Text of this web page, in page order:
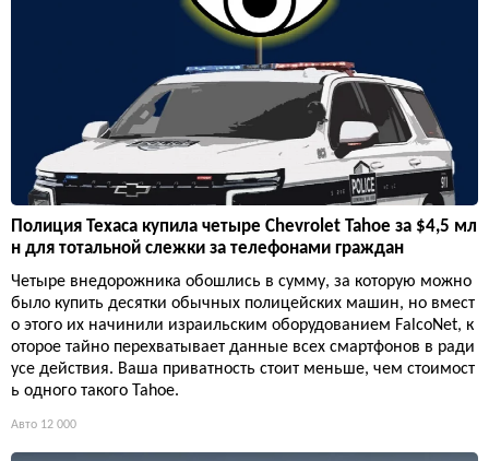
Полиция Техаса купила четыре Chevrolet Tahoe за $4,5 мл
н для тотальной слежки за телефонами граждан
Четыре внедорожника обошлись в сумму, за которую можно
было купить десятки обычных полицейских машин, но вмест
о этого их начинили израильским оборудованием FalcoNet, к
оторое тайно перехватывает данные всех смартфонов в ради
усе действия. Ваша приватность стоит меньше, чем стоимост
ь одного такого Tahoe.
Авто 12 000